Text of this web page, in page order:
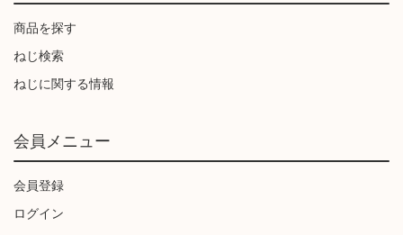
商品を探す
ねじ検索
ねじに関する情報
会員メニュー
会員登録
ログイン